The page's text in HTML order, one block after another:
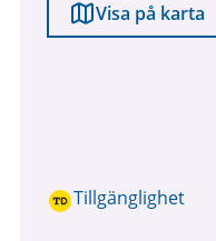
Visa på karta
Tillgänglighet